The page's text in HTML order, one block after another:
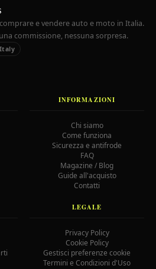
e vendere auto e moto in Italia.
commissione, nessuna sorpresa.
Italy
INFORMAZIONI
Chi siamo
Come funziona
Sicurezza e antifrode
FAQ
Magazine / Blog
Guide all'acquisto
Contatti
LEGALE
Privacy Policy
Cookie Policy
Gestisci preferenze cookie
Termini e Condizioni d'Uso